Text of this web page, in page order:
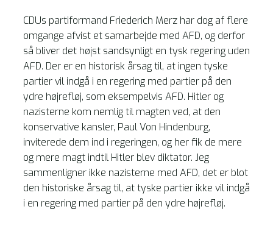
CDUs partiformand Friederich Merz har dog af flere
omgange afvist et samarbejde med AFD, og derfor
så bliver det højst sandsynligt en tysk regering uden
AFD. Der er en historisk årsag til, at ingen tyske
partier vil indgå i en regering med partier på den
ydre højrefløj, som eksempelvis AFD. Hitler og
nazisterne kom nemlig til magten ved, at den
konservative kansler, Paul Von Hindenburg,
inviterede dem ind i regeringen, og her fik de mere
og mere magt indtil Hitler blev diktator. Jeg
sammenligner ikke nazisterne med AFD, det er blot
den historiske årsag til, at tyske partier ikke vil indgå
i en regering med partier på den ydre højrefløj.